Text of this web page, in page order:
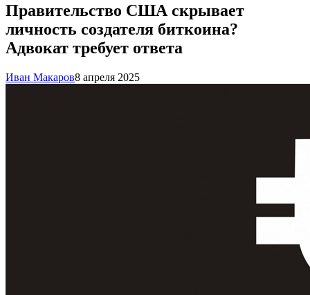
Правительство США скрывает
личность создателя биткоина?
Адвокат требует ответа
Иван Макаров8 апреля 2025